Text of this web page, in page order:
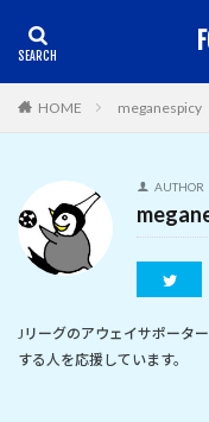
HOME meganespicy
AUTHOR
Jリーグのアウェイサポータ
する人を応援しています。